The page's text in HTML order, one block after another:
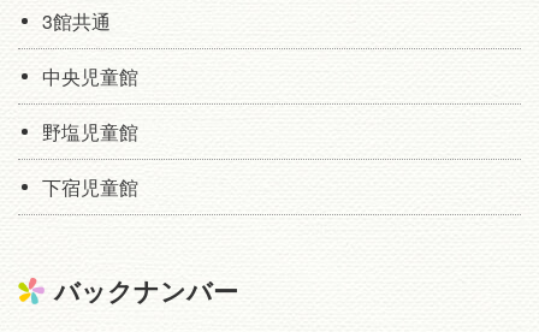
3館共通
中央児童館
野塩児童館
下宿児童館
バックナンバー